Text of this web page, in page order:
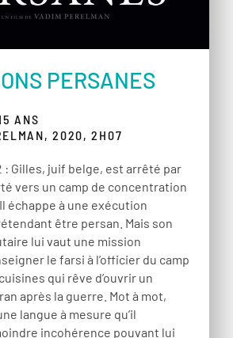
PERSANES
ANS
2020, 2H07
: Gilles, juif belge, est arrêté par
vers un camp de concentration
échappe à une exécution
être persan. Mais son
lui vaut une mission
le farsi à l’officier du camp
qui rêve d’ouvrir un
après la guerre. Mot à mot,
langue à mesure qu’il
incohérence pouvant lui